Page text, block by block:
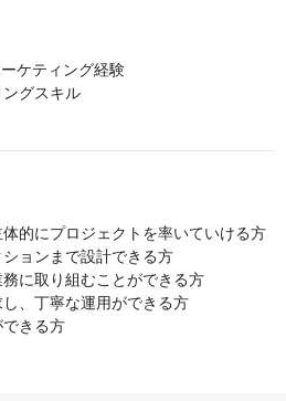
ケティング経験
グスキル
的にプロジェクトを率いていける方
ョンまで設計できる方
に取り組むことができる方
、丁寧な運用ができる方
きる方